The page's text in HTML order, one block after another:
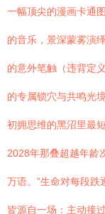
一幅顶尖的漫画卡通
的音乐，景深蒙雾演
的意外笔触（违背定
的专属锁穴与共鸣光
初拥思维的黑沼里最
2028年那叠超越年龄
万语。”生命对每段跌
皆源自一场：主动接